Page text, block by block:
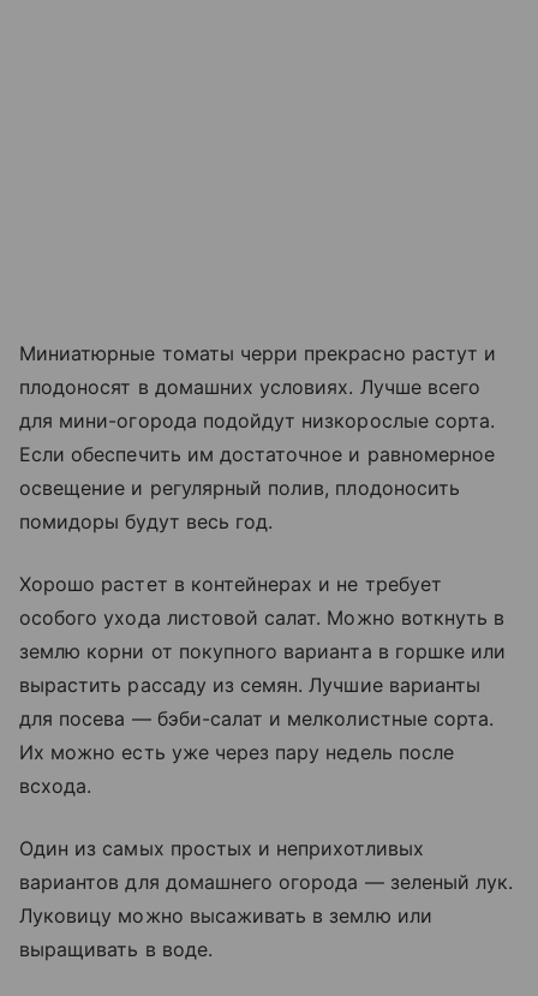
Миниатюрные томаты черри прекрасно растут и
плодоносят в домашних условиях. Лучше всего
для мини-огорода подойдут низкорослые сорта.
Если обеспечить им достаточное и равномерное
освещение и регулярный полив, плодоносить
помидоры будут весь год.
Хорошо растет в контейнерах и не требует
особого ухода листовой салат. Можно воткнуть в
землю корни от покупного варианта в горшке или
вырастить рассаду из семян. Лучшие варианты
для посева — бэби-салат и мелколистные сорта.
Их можно есть уже через пару недель после
всхода.
Один из самых простых и неприхотливых
вариантов для домашнего огорода — зеленый лук.
Луковицу можно высаживать в землю или
выращивать в воде.